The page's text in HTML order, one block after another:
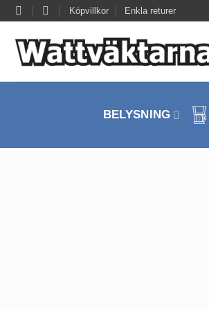
Skip
to
content
Köpvillkor Enkla returer
BELYSNING